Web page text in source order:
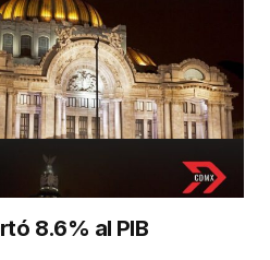
8.6% al PIB